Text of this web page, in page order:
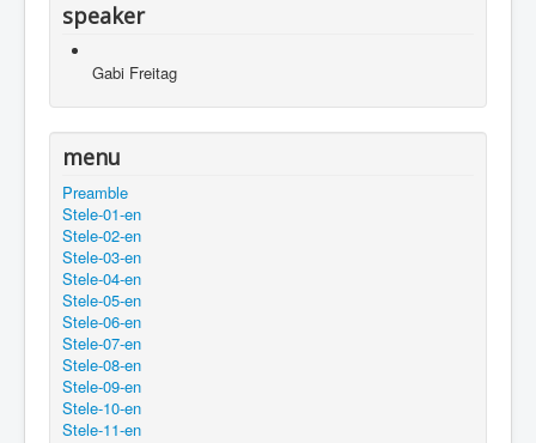
speaker
Gabi Freitag
menu
Preamble
Stele-01-en
Stele-02-en
Stele-03-en
Stele-04-en
Stele-05-en
Stele-06-en
Stele-07-en
Stele-08-en
Stele-09-en
Stele-10-en
Stele-11-en